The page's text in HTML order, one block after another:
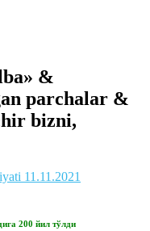
&
parchalar &
bizni,
11.11.2021
200 йил тўлди